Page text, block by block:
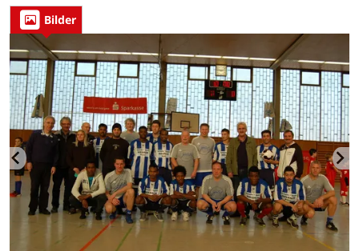
Bilder